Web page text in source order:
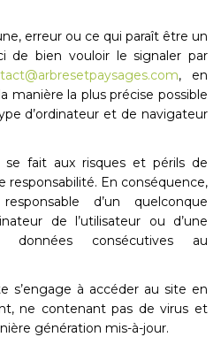
erreur ou ce qui paraît être un
de bien vouloir le signaler par
, en
manière la plus précise possible
d’ordinateur et de navigateur
fait aux risques et périls de
responsabilité. En conséquence,
d’un quelconque
de l’utilisateur ou d’une
consécutives au
s’engage à accéder au site en
ne contenant pas de virus et
génération mis-à-jour.